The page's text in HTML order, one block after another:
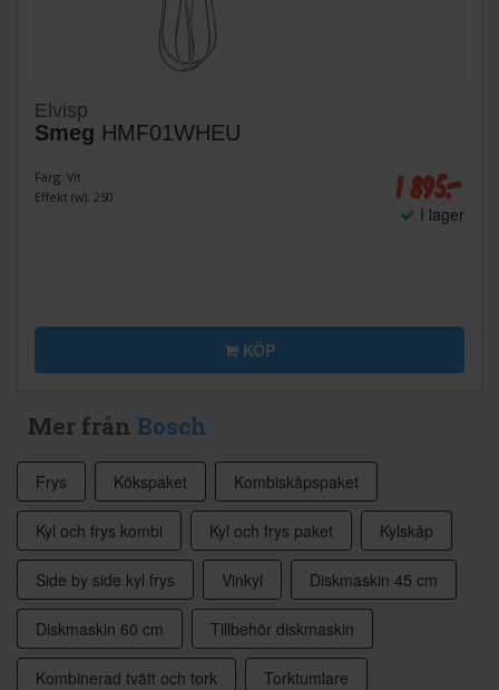
Elvisp
Smeg HMF01WHEU
Färg: Vit
Effekt (w): 250
1 895:-
I lager
KÖP
Mer från Bosch
Frys Kökspaket Kombiskåpspaket
Kyl och frys kombi Kyl och frys paket Kylskåp
Side by side kyl frys Vinkyl Diskmaskin 45 cm
Diskmaskin 60 cm Tillbehör diskmaskin
Kombinerad tvätt och tork Torktumlare